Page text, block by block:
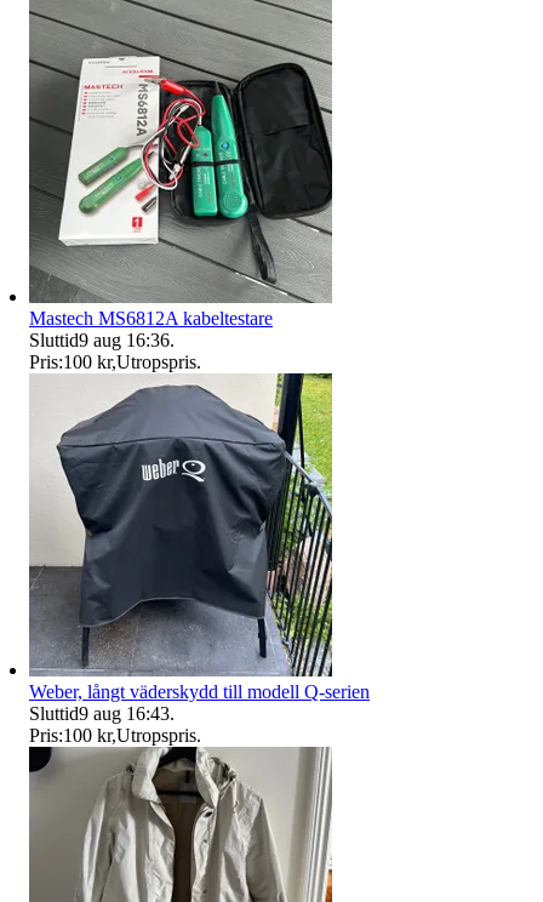
Mastech MS6812A kabeltestare
Sluttid9 aug 16:36.
Pris:100 kr,Utropspris.
Weber, långt väderskydd till modell Q-serien
Sluttid9 aug 16:43.
Pris:100 kr,Utropspris.